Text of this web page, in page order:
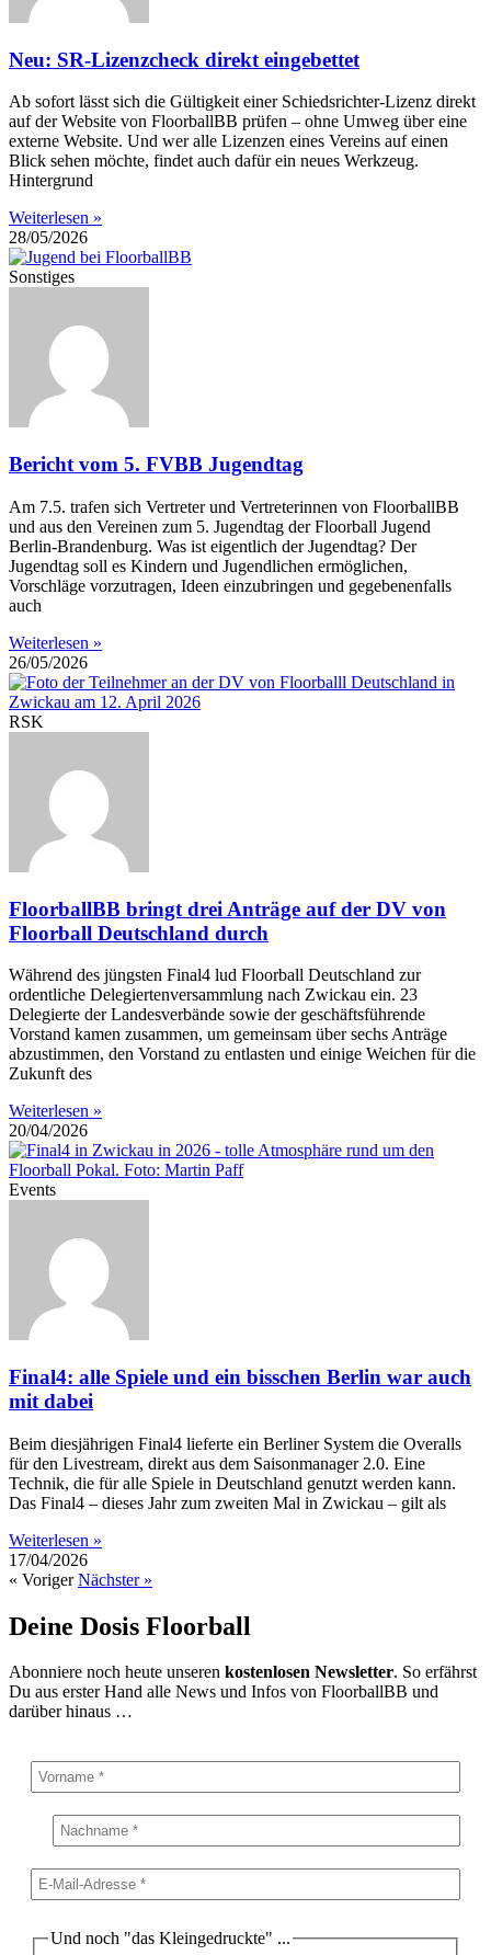
Neu: SR-Lizenzcheck direkt eingebettet
Ab sofort lässt sich die Gültigkeit einer Schiedsrichter-Lizenz direkt
auf der Website von FloorballBB prüfen – ohne Umweg über eine
externe Website. Und wer alle Lizenzen eines Vereins auf einen
Blick sehen möchte, findet auch dafür ein neues Werkzeug.
Hintergrund
Weiterlesen »
28/05/2026
Sonstiges
Bericht vom 5. FVBB Jugendtag
Am 7.5. trafen sich Vertreter und Vertreterinnen von FloorballBB
und aus den Vereinen zum 5. Jugendtag der Floorball Jugend
Berlin-Brandenburg. Was ist eigentlich der Jugendtag? Der
Jugendtag soll es Kindern und Jugendlichen ermöglichen,
Vorschläge vorzutragen, Ideen einzubringen und gegebenenfalls
auch
Weiterlesen »
26/05/2026
RSK
FloorballBB bringt drei Anträge auf der DV von
Floorball Deutschland durch
Während des jüngsten Final4 lud Floorball Deutschland zur
ordentliche Delegiertenversammlung nach Zwickau ein. 23
Delegierte der Landesverbände sowie der geschäftsführende
Vorstand kamen zusammen, um gemeinsam über sechs Anträge
abzustimmen, den Vorstand zu entlasten und einige Weichen für die
Zukunft des
Weiterlesen »
20/04/2026
Events
Final4: alle Spiele und ein bisschen Berlin war auch
mit dabei
Beim diesjährigen Final4 lieferte ein Berliner System die Overalls
für den Livestream, direkt aus dem Saisonmanager 2.0. Eine
Technik, die für alle Spiele in Deutschland genutzt werden kann.
Das Final4 – dieses Jahr zum zweiten Mal in Zwickau – gilt als
Weiterlesen »
17/04/2026
« Voriger Nächster »
Deine Dosis Floorball
Abonniere noch heute unseren kostenlosen Newsletter. So erfährst
Du aus erster Hand alle News und Infos von FloorballBB und
darüber hinaus …
Und noch "das Kleingedruckte" ...